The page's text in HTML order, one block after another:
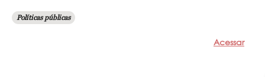
Políticas públicas
Acessar